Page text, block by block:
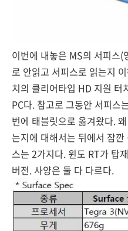
이번에 내놓은 MS의 서피스
로 안읽고 서피스로 읽는지
치의 클리어타입 HD 지원 터
PC다. 참고로 그동안 서피스
번에 태블릿으로 옮겨왔다.
는지에 대해서는 뒤에서 잠
스는 2가지다. 윈도 RT가 탑
버전. 사양은 둘 다 다르다.